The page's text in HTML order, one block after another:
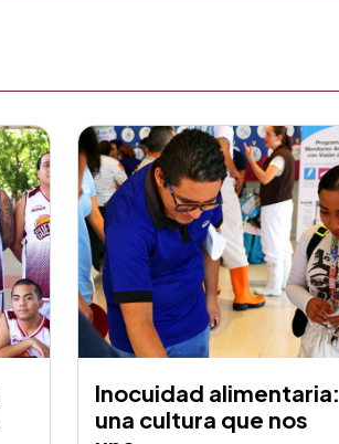
Inocuidad alimentaria:
una cultura que nos